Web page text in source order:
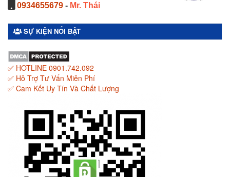
0934655679 - Mr. Thái
SỰ KIỆN NỔI BẬT
✅ HOTLINE 0901.742.092
✅ Hỗ Trợ Tư Vấn Miễn Phí
✅ Cam Kết Uy Tín Và Chất Lượng